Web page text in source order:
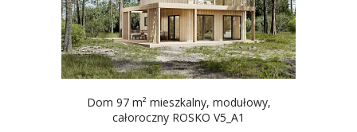
Dom 97 m² mieszkalny, modułowy,
całoroczny ROSKO V5_A1